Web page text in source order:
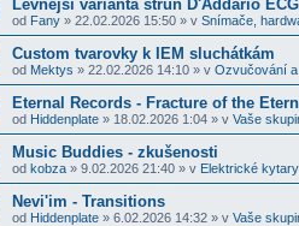
Levnější varianta strun D'Addario
od Fany » 22.02.2026 15:50 » v Snímače,
Custom tvarovky k IEM sluchátkám
od Mektys » 22.02.2026 14:10 » v Ozvučování
Eternal Records - Fracture of the
od Hiddenplate » 18.02.2026 1:04 » v Vaše
Music Buddies - zkušenosti
od kobza » 9.02.2026 21:40 » v Elektrické kytary
Nevi'im - Transitions
od Hiddenplate » 6.02.2026 14:32 » v Vaše